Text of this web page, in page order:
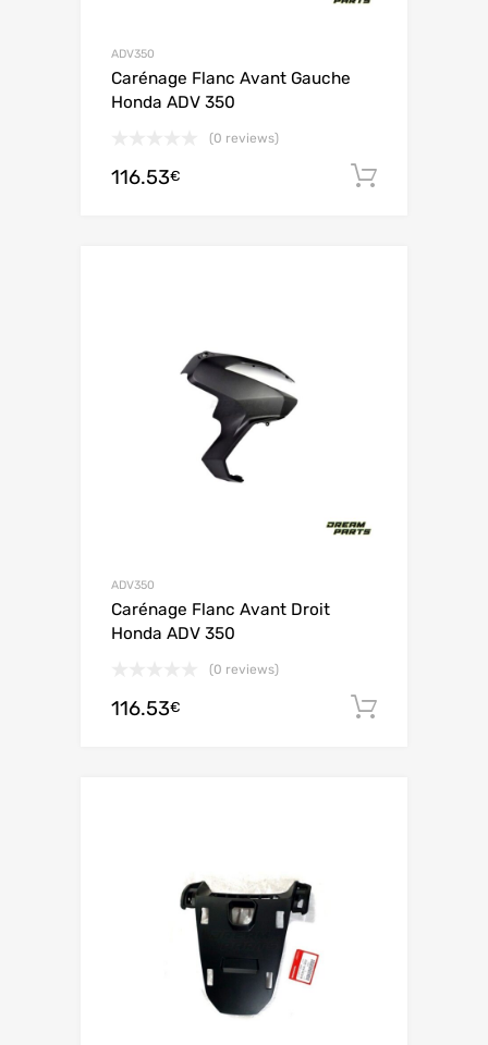
ADV350
Carénage Flanc Avant Gauche
Honda ADV 350
(0 reviews)
116.53€
ADV350
Carénage Flanc Avant Droit
Honda ADV 350
(0 reviews)
116.53€